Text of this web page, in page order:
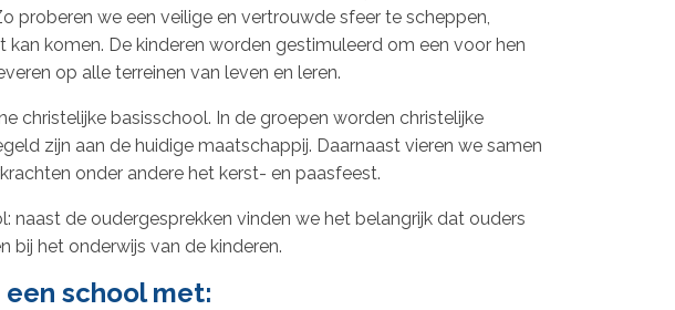
proberen we een veilige en vertrouwde sfeer te scheppen,
komen. De kinderen worden gestimuleerd om een voor hen
op alle terreinen van leven en leren.
christelijke basisschool. In de groepen worden christelijke
zijn aan de huidige maatschappij. Daarnaast vieren we samen
onder andere het kerst- en paasfeest.
naast de oudergesprekken vinden we het belangrijk dat ouders
bij het onderwijs van de kinderen.
school met: